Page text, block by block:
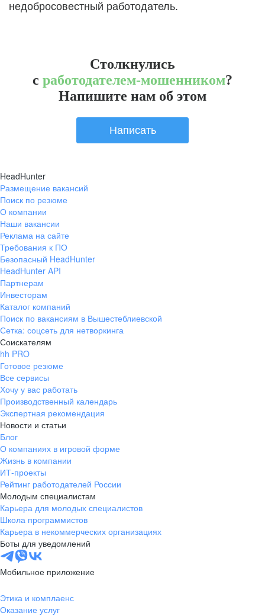
недобросовестный работодатель.
Столкнулись
с работодателем-мошенником?
Напишите нам об этом
Написать
HeadHunter
Размещение вакансий
Поиск по резюме
О компании
Наши вакансии
Реклама на сайте
Требования к ПО
Безопасный HeadHunter
HeadHunter API
Партнерам
Инвесторам
Каталог компаний
Поиск по вакансиям в Вышестеблиевской
Сетка: соцсеть для нетворкинга
Соискателям
hh PRO
Готовое резюме
Все сервисы
Хочу у вас работать
Производственный календарь
Экспертная рекомендация
Новости и статьи
Блог
О компаниях в игровой форме
Жизнь в компании
ИТ-проекты
Рейтинг работодателей России
Молодым специалистам
Карьера для молодых специалистов
Школа программистов
Карьера в некоммерческих организациях
Боты для уведомлений
Мобильное приложение
Этика и комплаенс
Оказание услуг